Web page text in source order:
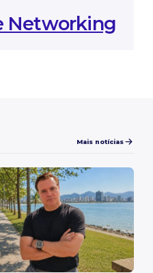
Networking
Mais notícias